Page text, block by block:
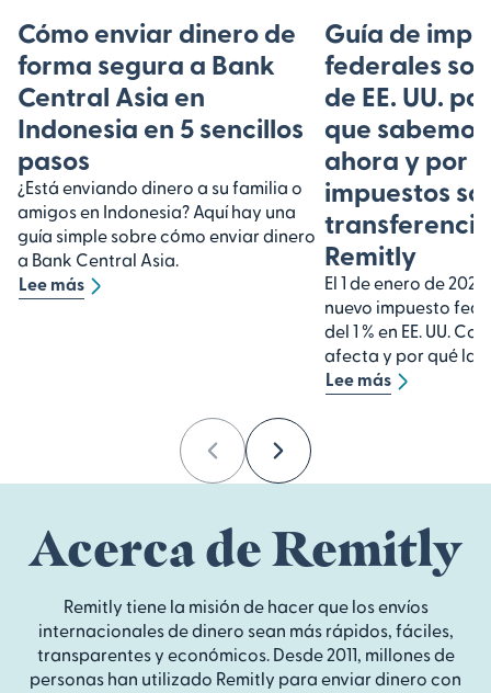
Cómo enviar dinero de
forma segura a Bank
Central Asia en
Indonesia en 5 sencillos
pasos
¿Está enviando dinero a su familia o
amigos en Indonesia? Aquí hay una
guía simple sobre cómo enviar dinero
a Bank Central Asia.
Lee más
Guía de
federales
de EE. UU.
que
ahora y por
impuestos
Remitly
El 1 de enero de
nuevo impuesto
del 1 % en EE. UU.
afecta y por qué las
Lee más
PreviousNext
Acerca de Remitly
Remitly tiene la misión de hacer que los envíos
internacionales de dinero sean más rápidos, fáciles,
transparentes y económicos. Desde 2011, millones de
personas han utilizado Remitly para enviar dinero con